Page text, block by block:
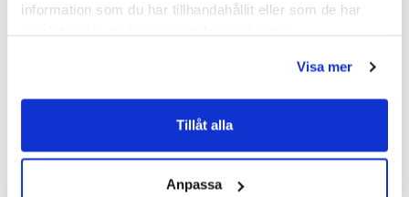
information som du har tillhandahållit eller som de har
Visa mer
Tillåt alla
Anpassa
Kampanj Kampanj